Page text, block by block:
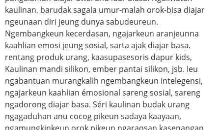
kaulinan, barudak sagala umur-malah orok-bisa diajar
ngeunaan diri jeung dunya sabudeureun.
Ngembangkeun kecerdasan, ngajarkeun aranjeunna
kaahlian emosi jeung sosial, sarta ajak diajar basa.
rentang produk urang, kaasupasesoris dapur kids,
Kaulinan mandi silikon, ember pantai silikon, jsb. Ieu
ngabantuan murangkalih ngembangkeun intelegensi,
ngajarkeun kaahlian émosional sareng sosial, sareng
ngadorong diajar basa. Séri kaulinan budak urang
ngagaduhan anu cocog pikeun sadaya kaayaan,